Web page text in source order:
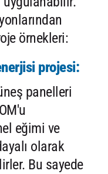
örnekleri:
projesi:
panelleri
eğimi ve
olarak
Bu sayede